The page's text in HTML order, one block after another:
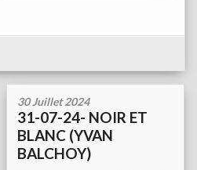
30 Juillet 2024
31-07-24- NOIR ET
BLANC (YVAN
BALCHOY)